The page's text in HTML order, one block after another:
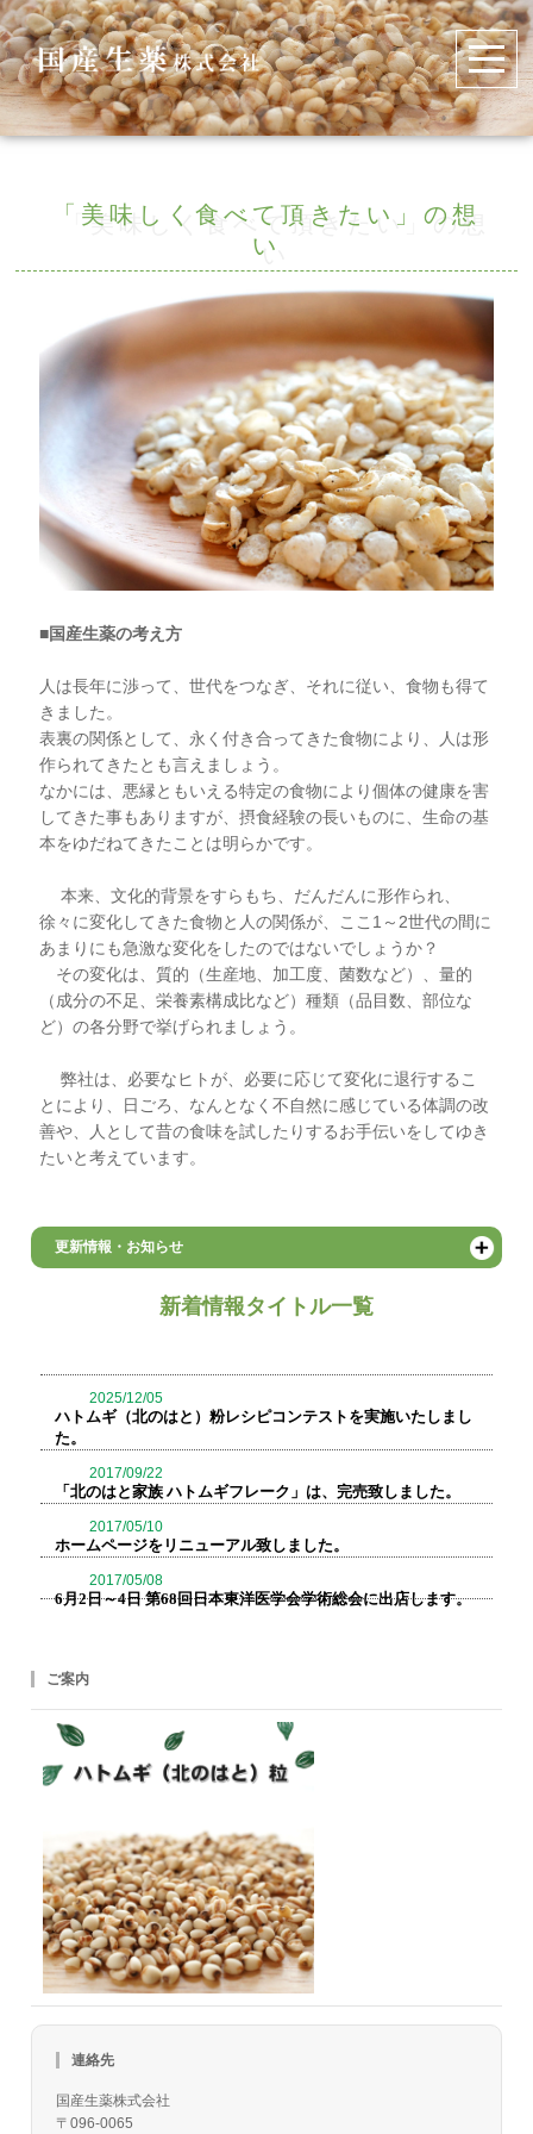
「美味しく食べて頂きたい」の想
い
■国産生薬の考え方
人は長年に渉って、世代をつなぎ、それに従い、食物も得て
きました。
表裏の関係として、永く付き合ってきた食物により、人は形
作られてきたとも言えましょう。
なかには、悪縁ともいえる特定の食物により個体の健康を害
してきた事もありますが、摂食経験の長いものに、生命の基
本をゆだねてきたことは明らかです。
本来、文化的背景をすらもち、だんだんに形作られ、
徐々に変化してきた食物と人の関係が、ここ1～2世代の間に
あまりにも急激な変化をしたのではないでしょうか？
その変化は、質的（生産地、加工度、菌数など）、量的
（成分の不足、栄養素構成比など）種類（品目数、部位な
ど）の各分野で挙げられましょう。
弊社は、必要なヒトが、必要に応じて変化に退行するこ
とにより、日ごろ、なんとなく不自然に感じている体調の改
善や、人として昔の食味を試したりするお手伝いをしてゆき
たいと考えています。
更新情報・お知らせ
ご案内
連絡先
国産生薬株式会社
〒096-0065